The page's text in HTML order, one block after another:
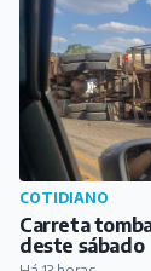
COTIDIANO
Carreta
deste sábado